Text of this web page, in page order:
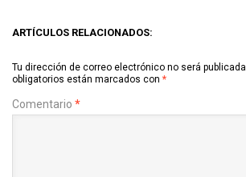
ARTÍCULOS RELACIONADOS:
Tu dirección de correo electrónico no será publicada.
obligatorios están marcados con *
Comentario *